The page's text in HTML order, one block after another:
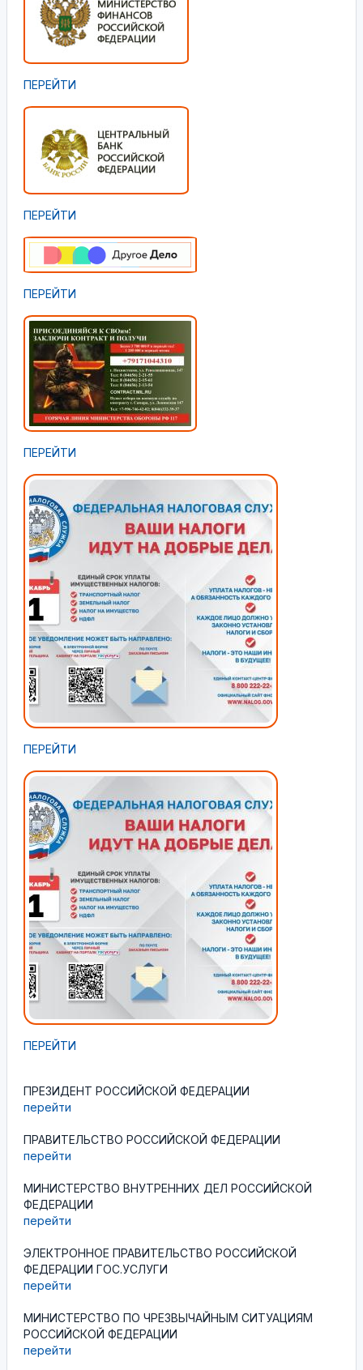
ПЕРЕЙТИ
ПЕРЕЙТИ
ПЕРЕЙТИ
ПЕРЕЙТИ
ПЕРЕЙТИ
ПЕРЕЙТИ
ПРЕЗИДЕНТ РОССИЙСКОЙ ФЕДЕРАЦИИ
перейти
ПРАВИТЕЛЬСТВО РОССИЙСКОЙ ФЕДЕРАЦИИ
перейти
МИНИСТЕРСТВО ВНУТРЕННИХ ДЕЛ РОССИЙСКОЙ
ФЕДЕРАЦИИ
перейти
ЭЛЕКТРОННОЕ ПРАВИТЕЛЬСТВО РОССИЙСКОЙ
ФЕДЕРАЦИИ ГОС.УСЛУГИ
перейти
МИНИСТЕРСТВО ПО ЧРЕЗВЫЧАЙНЫМ СИТУАЦИЯМ
РОССИЙСКОЙ ФЕДЕРАЦИИ
перейти